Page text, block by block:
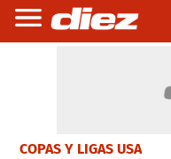
COPAS Y LIGAS USA